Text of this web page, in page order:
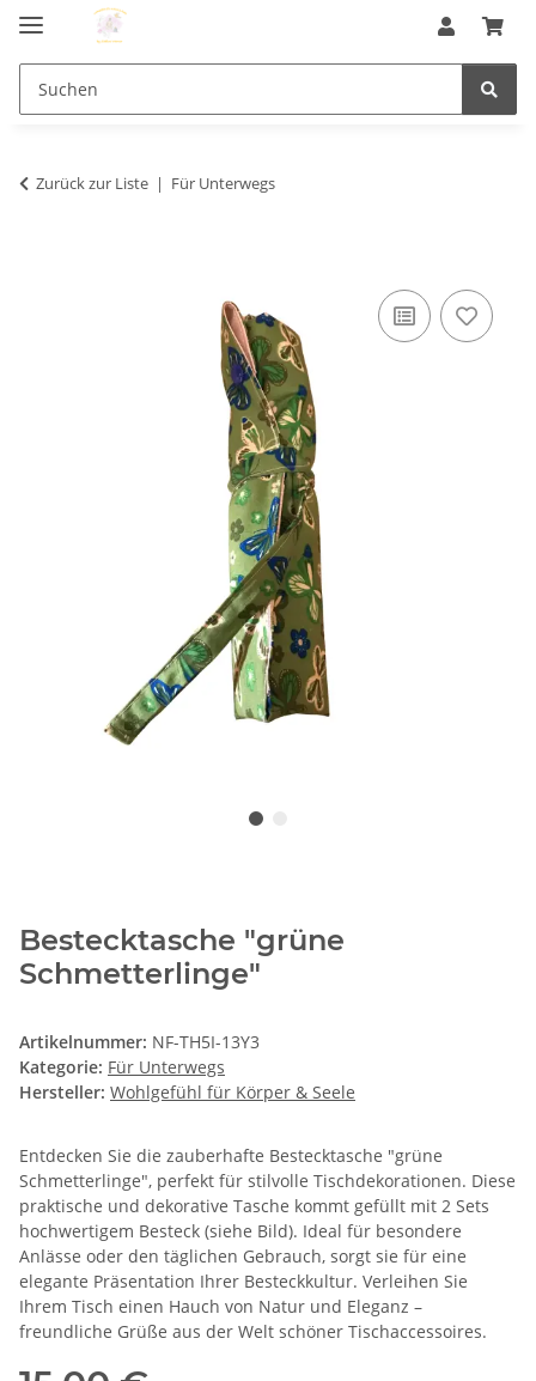
Zurück zur Liste Für Unterwegs
Bestecktasche "grüne
Schmetterlinge"
Artikelnummer: NF-TH5I-13Y3
Kategorie: Für Unterwegs
Hersteller: Wohlgefühl für Körper & Seele
Entdecken Sie die zauberhafte Bestecktasche "grüne
Schmetterlinge", perfekt für stilvolle Tischdekorationen. Diese
praktische und dekorative Tasche kommt gefüllt mit 2 Sets
hochwertigem Besteck (siehe Bild). Ideal für besondere
Anlässe oder den täglichen Gebrauch, sorgt sie für eine
elegante Präsentation Ihrer Besteckkultur. Verleihen Sie
Ihrem Tisch einen Hauch von Natur und Eleganz –
freundliche Grüße aus der Welt schöner Tischaccessoires.